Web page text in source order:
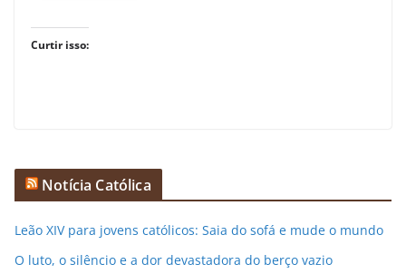
Curtir isso:
Notícia Católica
Leão XIV para jovens católicos: Saia do sofá e mude o mundo
O luto, o silêncio e a dor devastadora do berço vazio